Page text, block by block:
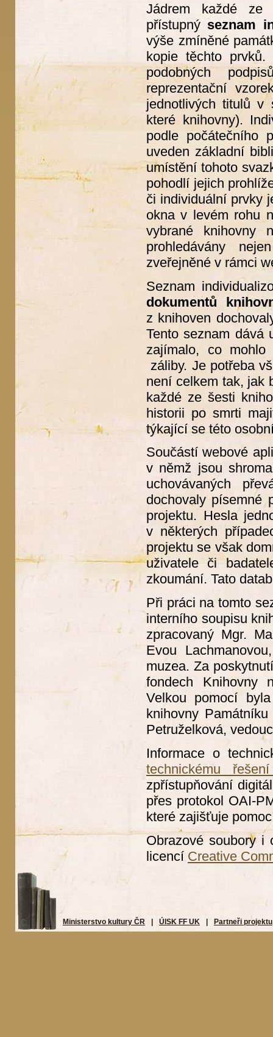
Jádrem každé ze
přístupný seznam
výše zmíněné
kopie těchto
podobných
reprezentační
jednotlivých titulů v
které knihovny).
podle počátečního
uveden základní
umístění tohoto
pohodlí jejich
či individuální prvky
okna v levém rohu
vybrané knihovny
prohledávány
zveřejněné v rámci
Seznam
dokumentů
z knihoven
Tento seznam dává
zajímalo, co
záliby. Je potřeba
není celkem tak, jak
každé ze šesti
historii po smrti
týkající se této
Součástí webové
v němž jsou
uchovávaných
dochovaly písemné
projektu. Hesla
v některých
projektu se však
uživatele či
zkoumání. Tato
Při práci na tomto
interního soupisu
zpracovaný Mgr.
Evou
muzea. Za
fondech Knihovny
Velkou pomocí
knihovny
Petruželková,
Informace o
technickému
zpřístupňování
přes protokol OAI-
které zajišťuje
Obrazové soubory i
licencí Creative
Ministerstvo kultury ČR ÚISK FF UK Partneři projektu